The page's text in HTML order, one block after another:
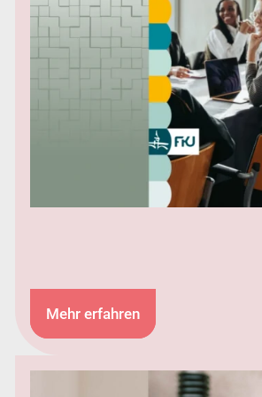
Mehr erfahren